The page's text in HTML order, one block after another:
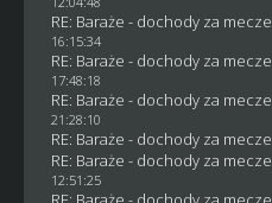
RE: Baraże - dochody za mecze
16:15:34
RE: Baraże - dochody za mecze
17:48:18
RE: Baraże - dochody za mecze
21:28:10
RE: Baraże - dochody za mecze
RE: Baraże - dochody za mecze
12:51:25